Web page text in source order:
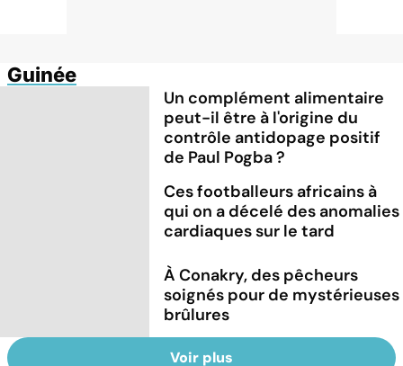
Guinée
Un complément alimentaire
peut-il être à l'origine du
contrôle antidopage positif
de Paul Pogba ?
Ces footballeurs africains à
qui on a décelé des anomalies
cardiaques sur le tard
À Conakry, des pêcheurs
soignés pour de mystérieuses
brûlures
Voir plus